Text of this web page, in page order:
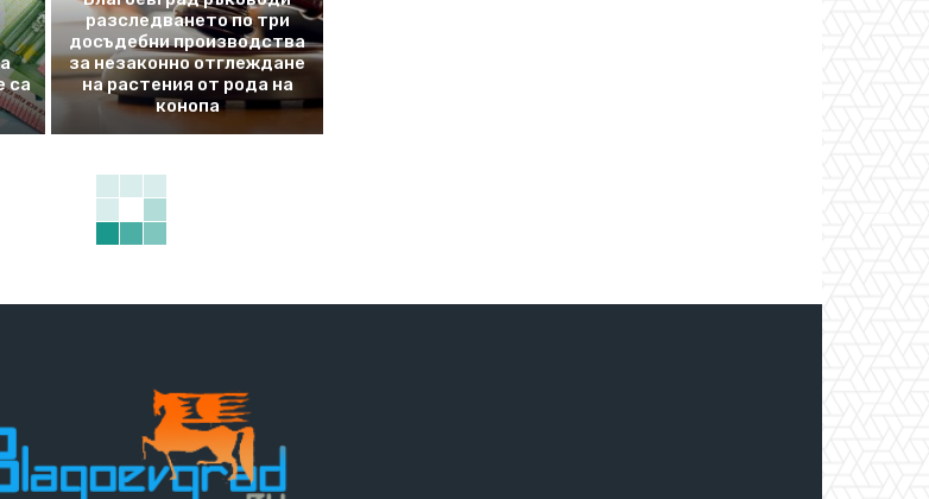
са
разследването по три
досъдебни производства
за незаконно отглеждане
на растения от рода на
конопа